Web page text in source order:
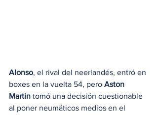
Alonso, el rival del neerlandés, entró en
boxes en la vuelta 54, pero Aston
Martin tomó una decisión cuestionable
al poner neumáticos medios en el